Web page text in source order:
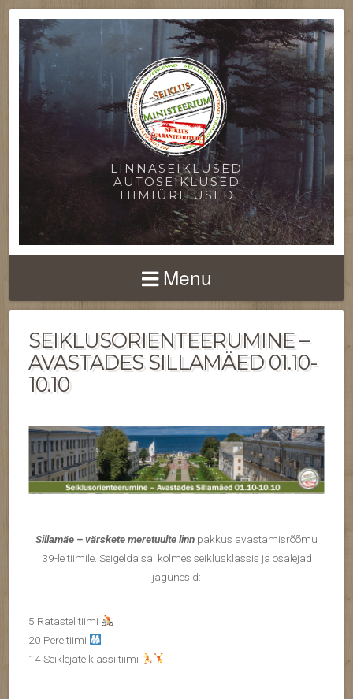
LINNASEIKLUSED
AUTOSEIKLUSED
TIIMIÜRITUSED
Menu
SEIKLUSORIENTEERUMINE –
AVASTADES SILLAMÄED 01.10-
10.10
Sillamäe – värskete meretuulte linn pakkus avastamisrõõmu
39-le tiimile. Seigelda sai kolmes seiklusklassis ja osalejad
jagunesid:
5 Ratastel tiimi
20 Pere tiimi
14 Seiklejate klassi tiimi